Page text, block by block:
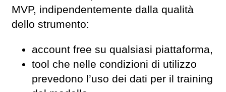
MVP, indipendentemente dalla qualità
dello strumento:
account free su qualsiasi piattaforma,
tool che nelle condizioni di utilizzo
prevedono l’uso dei dati per il training